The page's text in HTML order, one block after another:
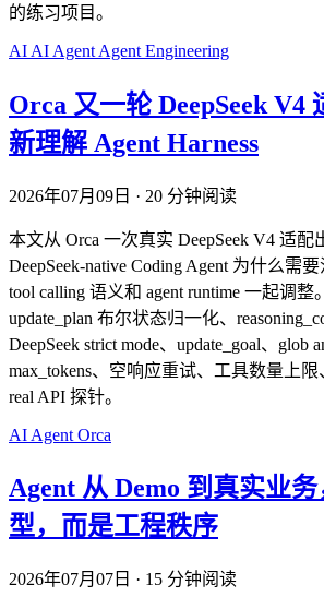
的练习项目。
AI AI Agent Agent Engineering
Orca 又一轮 DeepSeek V4
新理解 Agent Harness
2026年07月09日 · 20 分钟阅读
本文从 Orca 一次真实 DeepSeek V4 适配
DeepSeek-native Coding Agent 为什么需要
tool calling 语义和 agent runtime 一起调整
update_plan 布尔状态归一化、
DeepSeek strict mode、update_goal、glob
max_tokens、空响应重试、工具数量上
real API 探针。
AI Agent Orca
Agent 从 Demo 到真实业
型，而是工程秩序
2026年07月07日 · 15 分钟阅读